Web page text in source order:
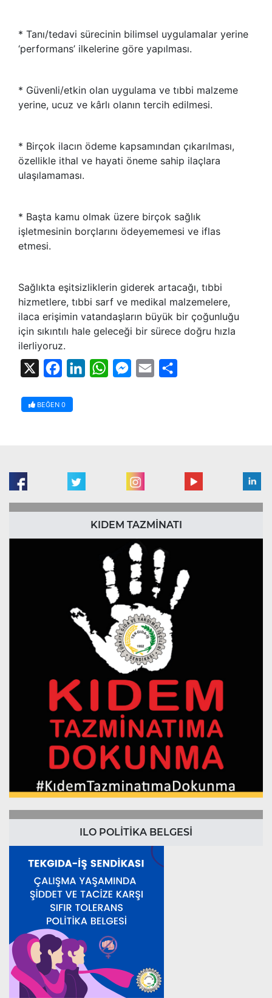
* Tanı/tedavi sürecinin bilimsel uygulamalar yerine
‘performans’ ilkelerine göre yapılması.
* Güvenli/etkin olan uygulama ve tıbbi malzeme
yerine, ucuz ve kârlı olanın tercih edilmesi.
* Birçok ilacın ödeme kapsamından çıkarılması,
özellikle ithal ve hayati öneme sahip ilaçlara
ulaşılamaması.
* Başta kamu olmak üzere birçok sağlık
işletmesinin borçlarını ödeyememesi ve iflas
etmesi.
Sağlıkta eşitsizliklerin giderek artacağı, tıbbi
hizmetlere, tıbbi sarf ve medikal malzemelere,
ilaca erişimin vatandaşların büyük bir çoğunluğu
için sıkıntılı hale geleceği bir sürece doğru hızla
ilerliyoruz.
FacebookLinkedInWhatsAppMessenger
Email
BEĞEN 0
KIDEM TAZMİNATI
ILO POLİTİKA BELGESİ